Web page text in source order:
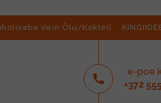
Vein Õlu/Kokteil
e-poe
+372 555